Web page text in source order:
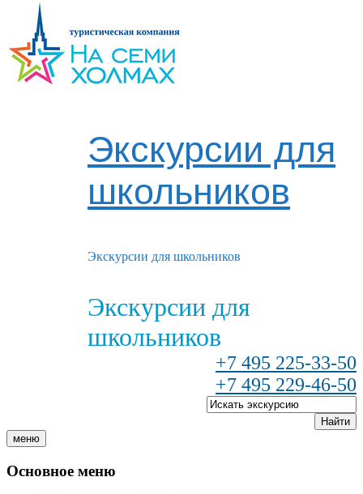
Экскурсии для
школьников
Экскурсии для школьников
Экскурсии для
школьников
+7 495 225-33-50
+7 495 229-46-50
Найти
меню
Основное меню